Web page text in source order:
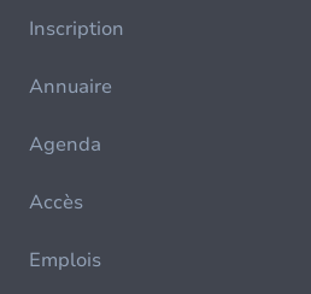
Inscription
Annuaire
Agenda
Accès
Emplois